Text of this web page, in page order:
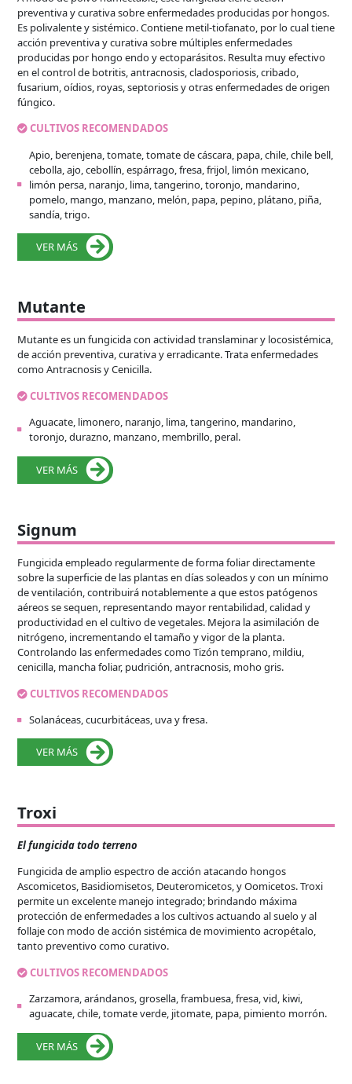
preventiva y curativa sobre enfermedades producidas por hongos.
Es polivalente y sistémico. Contiene metil-tiofanato, por lo cual tiene
acción preventiva y curativa sobre múltiples enfermedades
producidas por hongo endo y ectoparásitos. Resulta muy efectivo
en el control de botritis, antracnosis, cladosporiosis, cribado,
fusarium, oídios, royas, septoriosis y otras enfermedades de origen
fúngico.
CULTIVOS RECOMENDADOS
Apio, berenjena, tomate, tomate de cáscara, papa, chile, chile bell,
cebolla, ajo, cebollín, espárrago, fresa, frijol, limón mexicano,
limón persa, naranjo, lima, tangerino, toronjo, mandarino,
pomelo, mango, manzano, melón, papa, pepino, plátano, piña,
sandía, trigo.
VER MÁS
Mutante
Mutante es un fungicida con actividad translaminar y locosistémica,
de acción preventiva, curativa y erradicante. Trata enfermedades
como Antracnosis y Cenicilla.
CULTIVOS RECOMENDADOS
Aguacate, limonero, naranjo, lima, tangerino, mandarino,
toronjo, durazno, manzano, membrillo, peral.
VER MÁS
Signum
Fungicida empleado regularmente de forma foliar directamente
sobre la superficie de las plantas en días soleados y con un mínimo
de ventilación, contribuirá notablemente a que estos patógenos
aéreos se sequen, representando mayor rentabilidad, calidad y
productividad en el cultivo de vegetales. Mejora la asimilación de
nitrógeno, incrementando el tamaño y vigor de la planta.
Controlando las enfermedades como Tizón temprano, mildiu,
cenicilla, mancha foliar, pudrición, antracnosis, moho gris.
CULTIVOS RECOMENDADOS
Solanáceas, cucurbitáceas, uva y fresa.
VER MÁS
Troxi
El fungicida todo terreno
Fungicida de amplio espectro de acción atacando hongos
Ascomicetos, Basidiomisetos, Deuteromicetos, y Oomicetos. Troxi
permite un excelente manejo integrado; brindando máxima
protección de enfermedades a los cultivos actuando al suelo y al
follaje con modo de acción sistémica de movimiento acropétalo,
tanto preventivo como curativo.
CULTIVOS RECOMENDADOS
Zarzamora, arándanos, grosella, frambuesa, fresa, vid, kiwi,
aguacate, chile, tomate verde, jitomate, papa, pimiento morrón.
VER MÁS